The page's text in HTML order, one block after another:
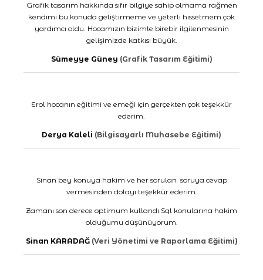
Grafik tasarım hakkında sıfır bilgiye sahip olmama rağmen
kendimi bu konuda geliştirmeme ve yeterli hissetmem çok
yardımcı oldu. Hocamızın bizimle birebir ilgilenmesinin
gelişimizde katkısı büyük.
Sümeyye Güney (Grafik Tasarım Eğitimi)
Erol hocanın eğitimi ve emeği için gerçekten çok teşekkür
ederim.
Derya Kaleli (Bilgisayarlı Muhasebe Eğitimi)
Sinan bey konuya hakim ve her sorulan soruya cevap
vermesinden dolayı teşekkür ederim.
Zamanı son derece optimum kullandı.Sql konularına hakim
olduğumu düşünüyorum.
Sinan KARADAĞ (Veri Yönetimi ve Raporlama Eğitimi)